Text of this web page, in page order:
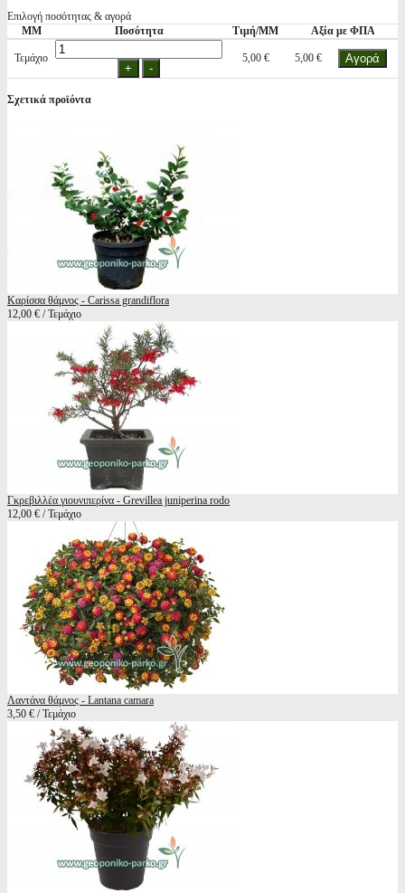
Επιλογή ποσότητας & αγορά
ΜΜ
Ποσότητα Τιμή/ΜΜ Αξία με ΦΠΑ
Τεμάχιο 5,00 € 5,00 €
Σχετικά προϊόντα
Καρίσσα θάμνος - Carissa grandiflora
12,00 € / Τεμάχιο
Γκρεβιλλέα γιουνιπερίνα - Grevillea juniperina rodo
12,00 € / Τεμάχιο
Λαντάνα θάμνος - Lantana camara
3,50 € / Τεμάχιο